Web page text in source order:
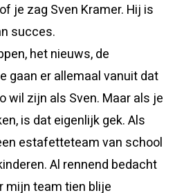
je zag Sven Kramer. Hij is
succes.
het nieuws, de
gaan er allemaal vanuit dat
wil zijn als Sven. Maar als je
is dat eigenlijk gek. Als
estafetteteam van school
Al rennend bedacht
mijn team tien blije